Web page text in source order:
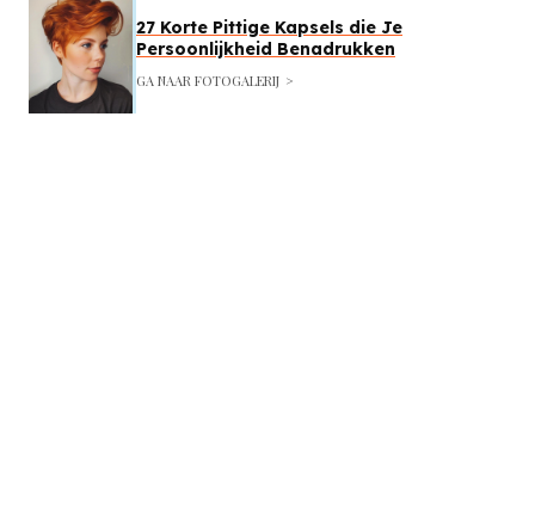
27 Korte Pittige Kapsels die Je
Persoonlijkheid Benadrukken
GA NAAR FOTOGALERIJ